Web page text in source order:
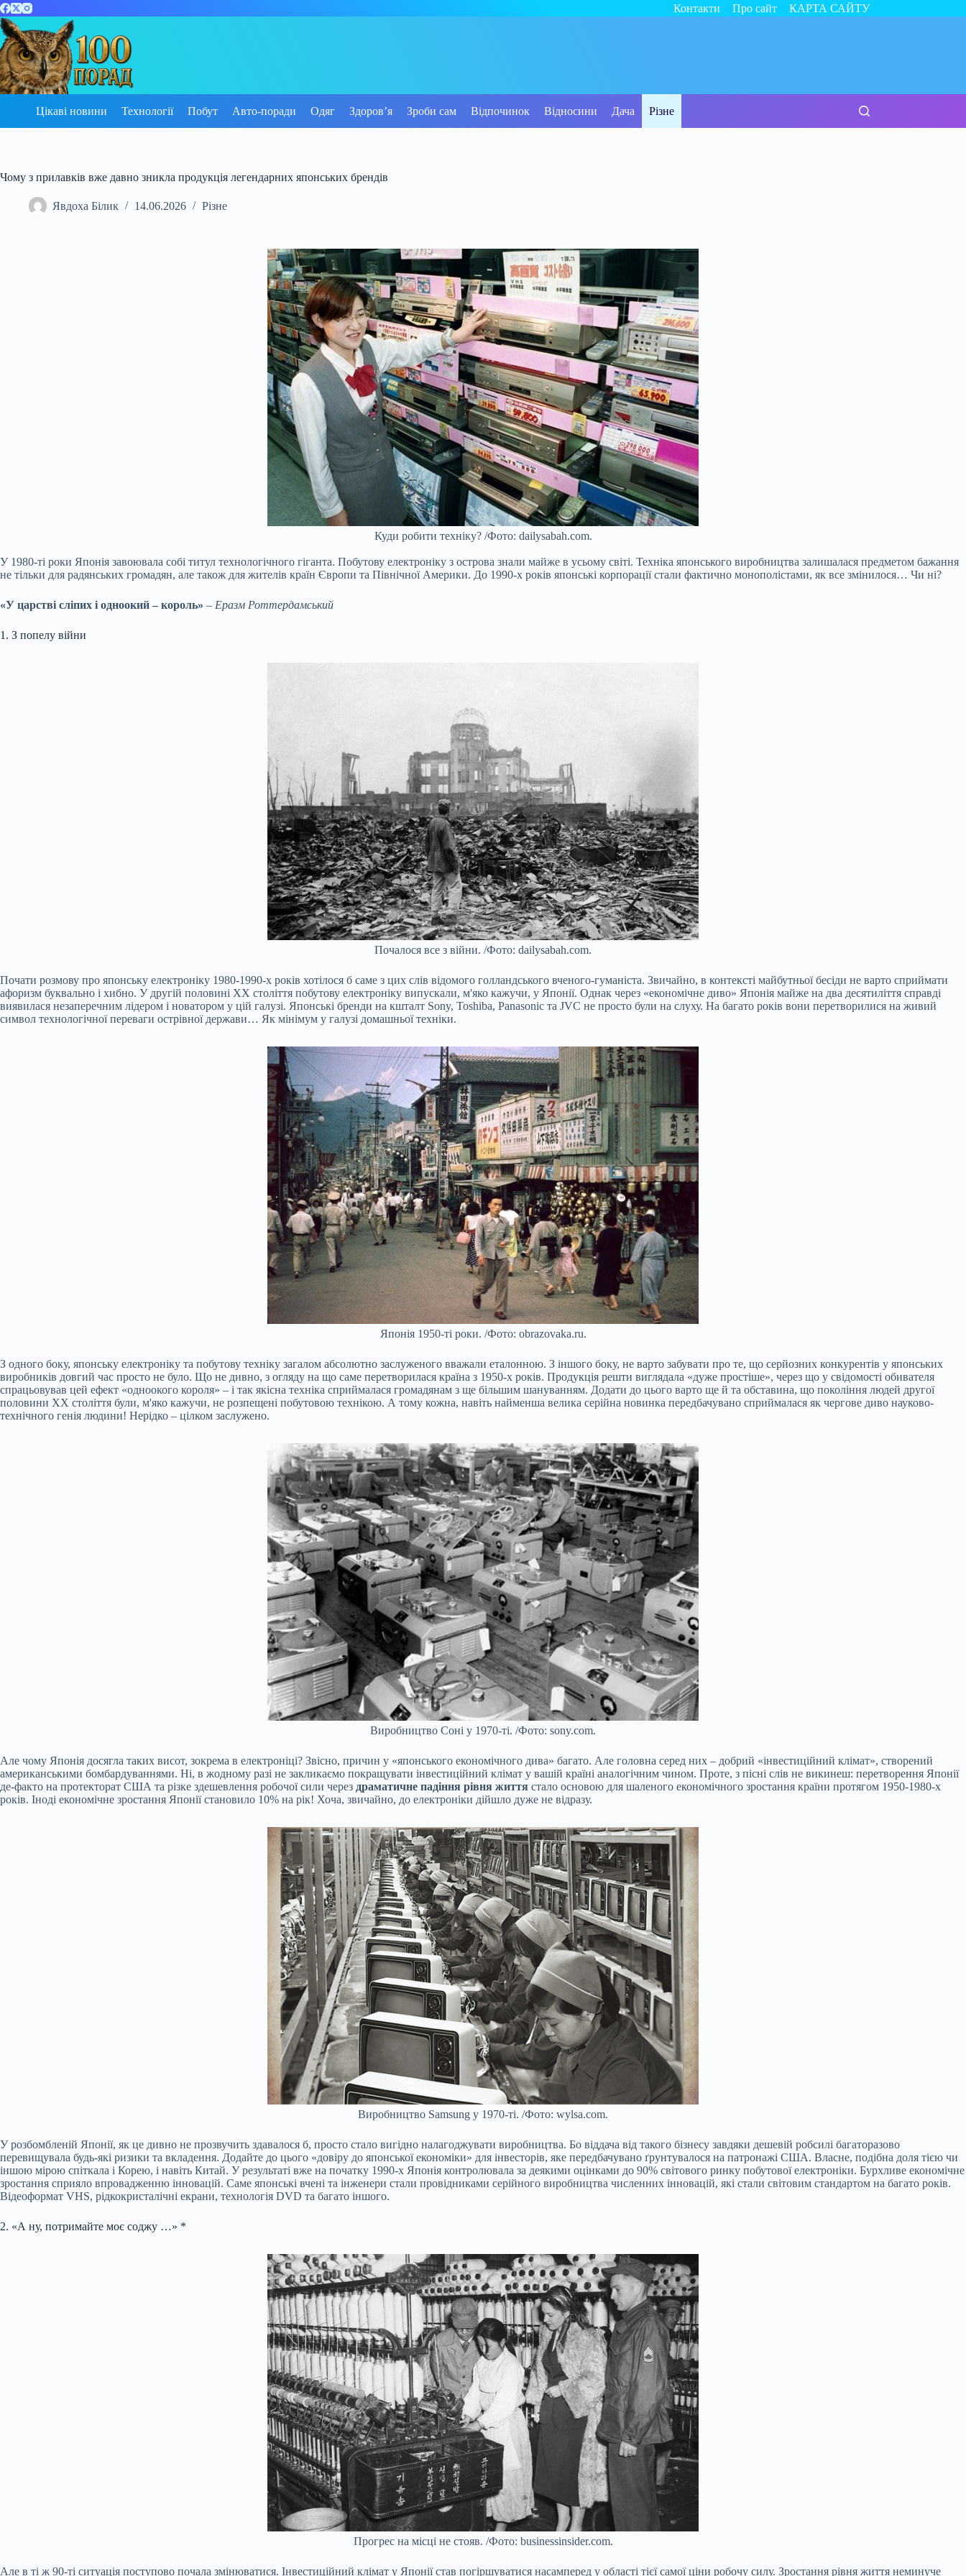
Перейти
до
вмісту
Контакти Про сайт КАРТА САЙТУ
Цікаві новини Технології Побут Авто-поради Одяг Здоров’я Зроби сам Відпочинок Відносини Дача Різне
Чому з прилавків вже давно зникла продукція легендарних японських брендів
Явдоха Білик 14.06.2026 Різне
Куди робити техніку? /Фото: dailysabah.com.
У 1980-ті роки Японія завоювала собі титул технологічного гіганта. Побутову електроніку з острова знали майже в усьому світі. Техніка японського виробництва залишалася предметом бажання
не тільки для радянських громадян, але також для жителів країн Європи та Північної Америки. До 1990-х років японські корпорації стали фактично монополістами, як все змінилося… Чи ні?
«У царстві сліпих і одноокий – король» – Еразм Роттердамський
1. З попелу війни
Почалося все з війни. /Фото: dailysabah.com.
Почати розмову про японську електроніку 1980-1990-х років хотілося б саме з цих слів відомого голландського вченого-гуманіста. Звичайно, в контексті майбутньої бесіди не варто сприймати
афоризм буквально і хибно. У другій половині ХХ століття побутову електроніку випускали, м'яко кажучи, у Японії. Однак через «економічне диво» Японія майже на два десятиліття справді
виявилася незаперечним лідером і новатором у цій галузі. Японські бренди на кшталт Sony, Toshiba, Panasonic та JVC не просто були на слуху. На багато років вони перетворилися на живий
символ технологічної переваги острівної держави… Як мінімум у галузі домашньої техніки.
Японія 1950-ті роки. /Фото: obrazovaka.ru.
З одного боку, японську електроніку та побутову техніку загалом абсолютно заслуженого вважали еталонною. З іншого боку, не варто забувати про те, що серйозних конкурентів у японських
виробників довгий час просто не було. Що не дивно, з огляду на що саме перетворилася країна з 1950-х років. Продукція решти виглядала «дуже простіше», через що у свідомості обивателя
спрацьовував цей ефект «одноокого короля» – і так якісна техніка сприймалася громадянам з ще більшим шануванням. Додати до цього варто ще й та обставина, що покоління людей другої
половини XX століття були, м'яко кажучи, не розпещені побутовою технікою. А тому кожна, навіть найменша велика серійна новинка передбачувано сприймалася як чергове диво науково-
технічного генія людини! Нерідко – цілком заслужено.
Виробництво Соні у 1970-ті. /Фото: sony.com.
Але чому Японія досягла таких висот, зокрема в електроніці? Звісно, причин у «японського економічного дива» багато. Але головна серед них – добрий «інвестиційний клімат», створений
американськими бомбардуваннями. Ні, в жодному разі не закликаємо покращувати інвестиційний клімат у вашій країні аналогічним чином. Проте, з пісні слів не викинеш: перетворення Японії
де-факто на протекторат США та різке здешевлення робочої сили через драматичне падіння рівня життя стало основою для шаленого економічного зростання країни протягом 1950-1980-х
років. Іноді економічне зростання Японії становило 10% на рік! Хоча, звичайно, до електроніки дійшло дуже не відразу.
Виробництво Samsung у 1970-ті. /Фото: wylsa.com.
У розбомбленій Японії, як це дивно не прозвучить здавалося б, просто стало вигідно налагоджувати виробництва. Бо віддача від такого бізнесу завдяки дешевій робсилі багаторазово
перевищувала будь-які ризики та вкладення. Додайте до цього «довіру до японської економіки» для інвесторів, яке передбачувано ґрунтувалося на патронажі США. Власне, подібна доля тією чи
іншою мірою спіткала і Корею, і навіть Китай. У результаті вже на початку 1990-х Японія контролювала за деякими оцінками до 90% світового ринку побутової електроніки. Бурхливе економічне
зростання сприяло впровадженню інновацій. Саме японські вчені та інженери стали провідниками серійного виробництва численних інновацій, які стали світовим стандартом на багато років.
Відеоформат VHS, рідкокристалічні екрани, технологія DVD та багато іншого.
2. «А ну, потримайте моє соджу …» *
Прогрес на місці не стояв. /Фото: businessinsider.com.
Але в ті ж 90-ті ситуація поступово почала змінюватися. Інвестиційний клімат у Японії став погіршуватися насамперед у області тієї самої ціни робочу силу. Зростання рівня життя неминуче